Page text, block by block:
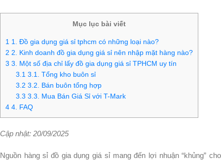
Mục lục bài viết
1 1. Đồ gia dụng giá sỉ tphcm có những loại nào?
2 2. Kinh doanh đồ gia dụng giá sỉ nên nhập mặt hàng nào?
3 3. Một số địa chỉ lấy đồ gia dụng giá sỉ TPHCM uy tín
3.1 3.1. Tổng kho buôn sỉ
3.2 3.2. Bán buôn tổng hợp
3.3 3.3. Mua Bán Giá Sỉ với T-Mark
4 4. FAQ
Cập nhật: 20/09/2025
Nguồn hàng sỉ đồ gia dụng giá sỉ mang đến lợi nhuận “khủng” cho